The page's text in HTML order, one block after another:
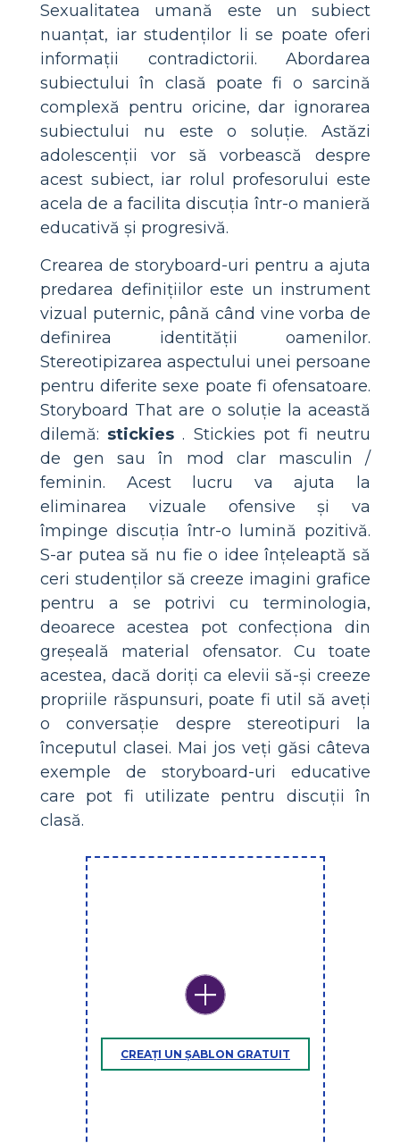
Sexualitatea umană este un subiect
nuanțat, iar studenților li se poate oferi
informații contradictorii. Abordarea
subiectului în clasă poate fi o sarcină
complexă pentru oricine, dar ignorarea
subiectului nu este o soluție. Astăzi
adolescenții vor să vorbească despre
acest subiect, iar rolul profesorului este
acela de a facilita discuția într-o manieră
educativă și progresivă.
Crearea de storyboard-uri pentru a ajuta
predarea definițiilor este un instrument
vizual puternic, până când vine vorba de
definirea identității oamenilor.
Stereotipizarea aspectului unei persoane
pentru diferite sexe poate fi ofensatoare.
Storyboard That are o soluție la această
dilemă: stickies . Stickies pot fi neutru
de gen sau în mod clar masculin /
feminin. Acest lucru va ajuta la
eliminarea vizuale ofensive și va
împinge discuția într-o lumină pozitivă.
S-ar putea să nu fie o idee înțeleaptă să
ceri studenților să creeze imagini grafice
pentru a se potrivi cu terminologia,
deoarece acestea pot confecționa din
greșeală material ofensator. Cu toate
acestea, dacă doriți ca elevii să-și creeze
propriile răspunsuri, poate fi util să aveți
o conversație despre stereotipuri la
începutul clasei. Mai jos veți găsi câteva
exemple de storyboard-uri educative
care pot fi utilizate pentru discuții în
clasă.
CREAȚI UN ȘABLON GRATUIT